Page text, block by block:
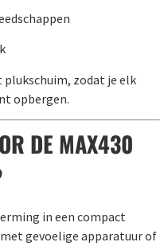
plukschuim, zodat je elk
opbergen.
DE MAX430
in een compact
gevoelige apparatuur of